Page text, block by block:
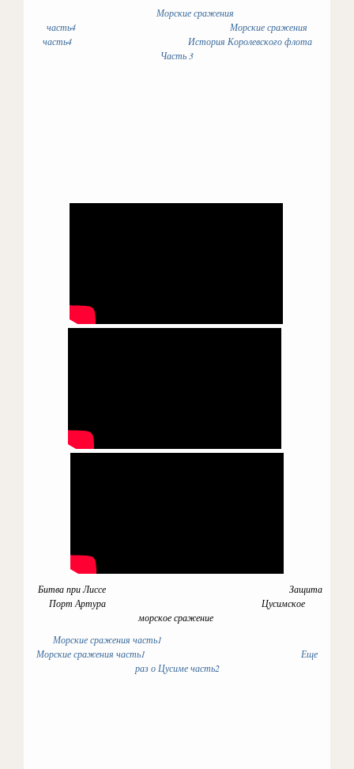
Морские сражения
часть4
Морские сражения
часть4
История Королевского флота
Часть 3
Битва при Лиссе Защита
Порт Артура Цусимское
морское сражение
Морские сражения часть1
Морские сражения часть1
Еще
раз о Цусиме часть2